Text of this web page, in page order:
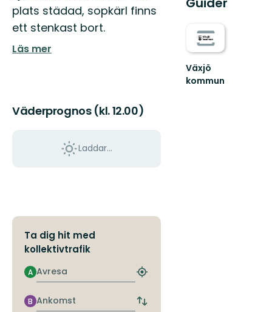
plats städad, sopkärl finns
ett stenkast bort.
Läs mer
Väderprognos (kl. 12.00)
Laddar...
Ta dig hit med
kollektivtrafik
Avresa
A
Hitta
hållplats
Ankomst
B
Byt
Växjö
kommun